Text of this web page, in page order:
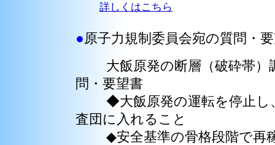
詳しくはこちら
●原子力規制委員会宛の質問・
大飯原発の断層（破砕帯）
問・要望書
◆大飯原発の運転を停止し、
査団に入れること
◆安全基準の骨格段階で再稼